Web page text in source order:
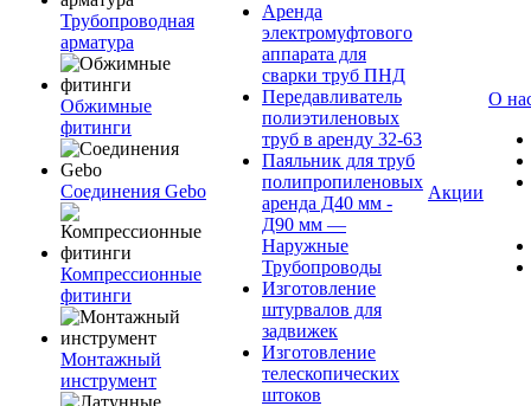
Трубопроводная
арматура
Обжимные
фитинги
Соединения Gebo
Компрессионные
фитинги
Монтажный
инструмент
Аренда
электромуфтового
аппарата для
сварки труб ПНД
Передавливатель
полиэтиленовых
труб в аренду 32-63
Паяльник для труб
полипропиленовых
аренда Д40 мм -
Д90 мм —
Наружные
Трубопроводы
Изготовление
штурвалов для
задвижек
Изготовление
телескопических
штоков
Акции
О